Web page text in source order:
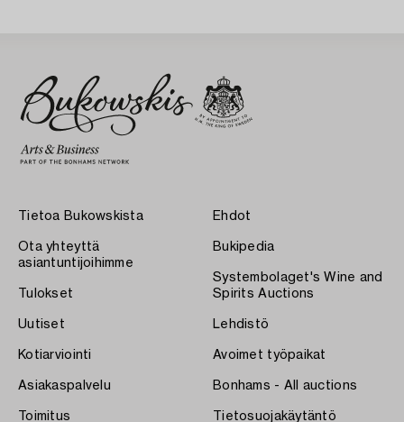
Tietoa Bukowskista
Ota yhteyttä
asiantuntijoihimme
Tulokset
Uutiset
Kotiarviointi
Asiakaspalvelu
Toimitus
Ehdot
Bukipedia
Systembolaget's Wine and
Spirits Auctions
Lehdistö
Avoimet työpaikat
Bonhams - All auctions
Tietosuojakäytäntö